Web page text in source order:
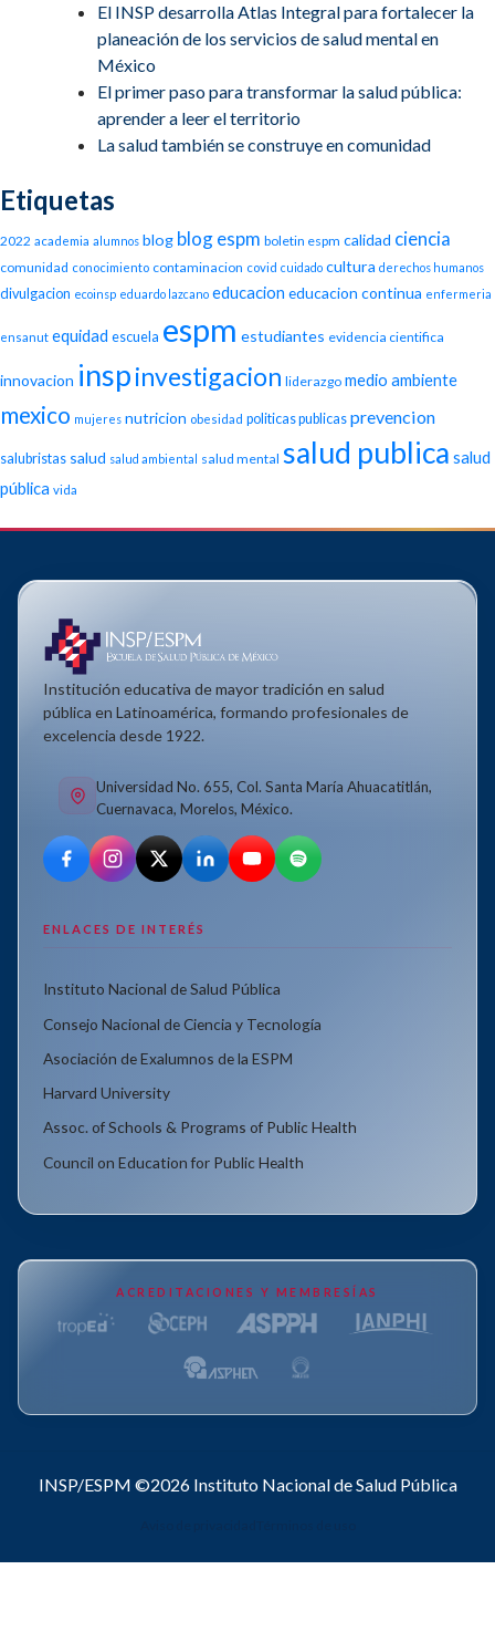
El INSP desarrolla Atlas Integral para fortalecer la
planeación de los servicios de salud mental en
México
El primer paso para transformar la salud pública:
aprender a leer el territorio
La salud también se construye en comunidad
Etiquetas
2022 academia alumnos blog blog espm boletin espm calidad ciencia
comunidad conocimiento contaminacion covid cuidado cultura derechos humanos
divulgacion ecoinsp eduardo lazcano educacion educacion continua enfermeria
ensanut equidad escuela espm estudiantes evidencia cientifica
innovacion inspinvestigacion liderazgo medio ambiente
mexico mujeres nutricion obesidad politicas publicas prevencion
salubristas salud salud ambiental salud mental salud publica salud
pública vida
Institución educativa de mayor tradición en salud
pública en Latinoamérica, formando profesionales de
excelencia desde 1922.
Universidad No. 655, Col. Santa María Ahuacatitlán,
Cuernavaca, Morelos, México.
ENLACES DE INTERÉS
Instituto Nacional de Salud Pública
Consejo Nacional de Ciencia y Tecnología
Asociación de Exalumnos de la ESPM
Harvard University
Assoc. of Schools & Programs of Public Health
Council on Education for Public Health
ACREDITACIONES Y MEMBRESÍAS
INSP/ESPM ©2026Instituto Nacional de Salud Pública